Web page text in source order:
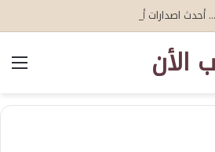
أحدث اصدارات أبو عيطة )
الأن